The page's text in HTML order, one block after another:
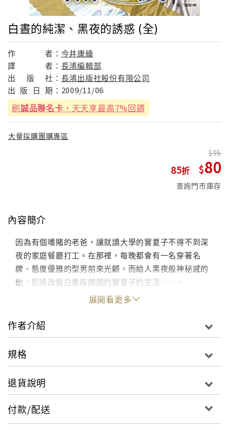
白晝的純潔、黑夜的誘惑 (全)
作 者： 今井康繪
譯
者： 長鴻編輯部
出
版 社： 長鴻出版社股份有限公司
出 版 日 期： 2009/11/06
刷誠品聯名卡 ，天天享最高7%回饋
大量採購團購專區
85
95
80
查詢門市庫存
內容簡介
因為有個嗜賭的老爸，讓就讀大學的實夏子不得不到深
夜的家庭餐廳打工。在那裡，每晚都會有一名穿著名
牌、態度優雅的型男前來光顧。而給人黑夜般神秘感的
他，即將改變白晝般開朗的實夏子的生活……。
展開看更多
作者介紹
規格
退貨說明
付款/配送